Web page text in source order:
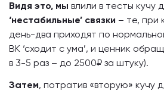
Видя это, мы влили в тесты кучу
‘нестабильные’ связки – те, при
день-два приходят по
ВК ‘сходит с ума’, и ценник
в 3-5 раз – до 2500₽ за штуку).
Затем, потратив «вторую» кучу